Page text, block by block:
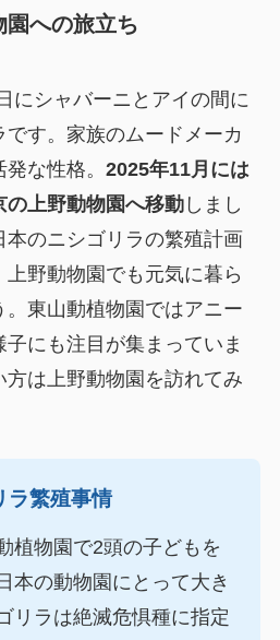
園への旅立ち
にシャバーニとアイの間に
す。家族のムードメーカ
な性格。 2025年11月には
上野動物園へ移動しまし
のニシゴリラの繁殖計画
野動物園でも元気に暮ら
。東山動植物園ではアニー
にも注目が集まっていま
は上野動物園を訪れてみ
ラ繁殖事情
植物園で2頭の子どもを
本の動物園にとって大き
リラは絶滅危惧種に指定